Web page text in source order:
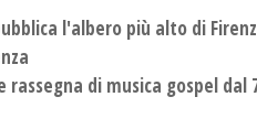
l'albero più alto di
rassegna di musica gospel dal